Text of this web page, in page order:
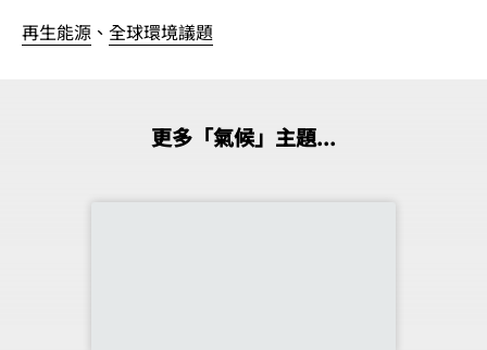
再生能源 、 全球環境議題
更多「氣候」主題...